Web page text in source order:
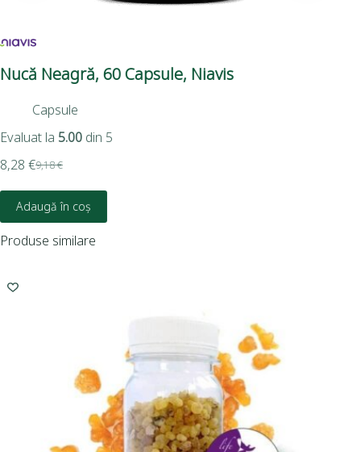
Nucă Neagră, 60 Capsule, Niavis
Capsule
Evaluat la 5.00 din 5
9,18€
8,28 €
Adaugă în coș
Produse similare